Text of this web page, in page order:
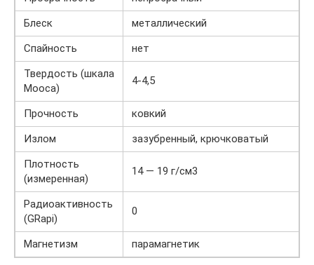
Блеск
металлический
Спайность
нет
Твердость (шкала
Мооса)
4-4,5
Прочность
ковкий
Излом
зазубренный, крючковатый
Плотность
(измеренная)
14 — 19 г/см3
Радиоактивность
(GRapi)
0
Магнетизм парамагнетик